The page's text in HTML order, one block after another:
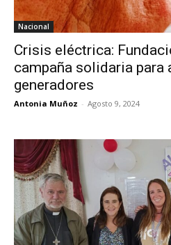
Nacional
Crisis eléctrica:
campaña solidaria para
generadores
Antonia Muñoz - Agosto 9, 2024